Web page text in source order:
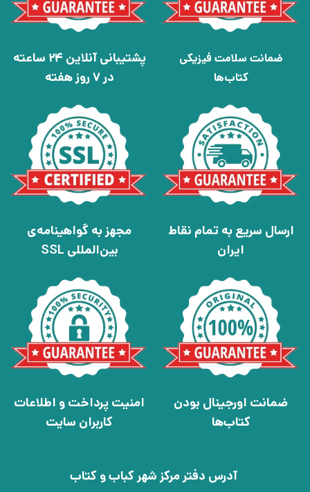
ضمانت سلامت فیزیکی
کتاب‌ها
پشتیبانی آنلاین 24 ساعته
در 7 روز هفته
ارسال سریع به تمام نقاط
ایران
مجهز به گواهینامه‌ی
بین‌المللی SSL
ضمانت اورجینال بودن
کتاب‌ها
امنیت پرداخت و اطلاعات
کاربران سایت
آدرس دفتر مرکز شهر کباب و کتاب